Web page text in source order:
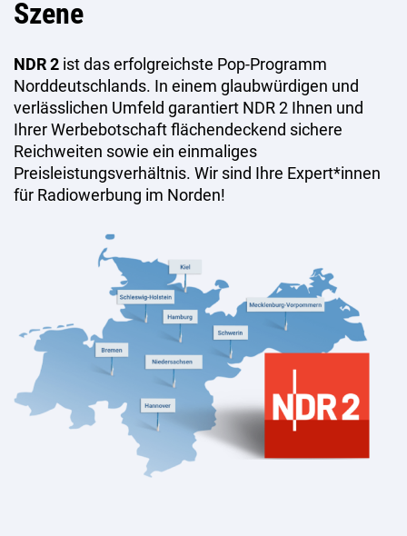
Szene
NDR 2 ist das erfolgreichste Pop-Programm
Norddeutschlands. In einem glaubwürdigen und
verlässlichen Umfeld garantiert NDR 2 Ihnen und
Ihrer Werbebotschaft flächendeckend sichere
Reichweiten sowie ein einmaliges
Preisleistungsverhältnis. Wir sind Ihre Expert*innen
für Radiowerbung im Norden!